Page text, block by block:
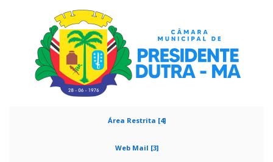
Área Restrita [4]
Web Mail [3]